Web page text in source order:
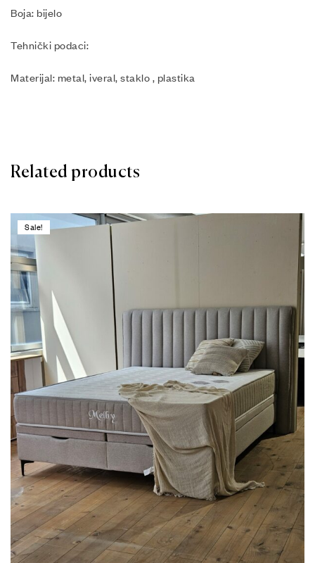
Boja: bijelo
Tehnički podaci:
Materijal: metal, iveral, staklo , plastika
Related products
Sale!